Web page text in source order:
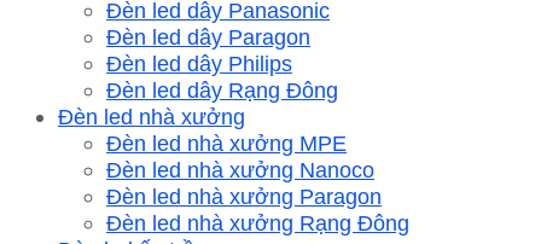
Đèn led dây Panasonic
Đèn led dây Paragon
Đèn led dây Philips
Đèn led dây Rạng Đông
Đèn led nhà xưởng
Đèn led nhà xưởng MPE
Đèn led nhà xưởng Nanoco
Đèn led nhà xưởng Paragon
Đèn led nhà xưởng Rạng Đông